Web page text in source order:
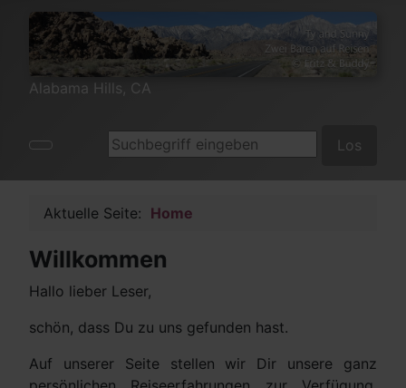
Alabama Hills, CA
Suchen
Los
Aktuelle Seite: Home
Willkommen
Hallo lieber Leser,
schön, dass Du zu uns gefunden hast.
Auf unserer Seite stellen wir Dir unsere ganz